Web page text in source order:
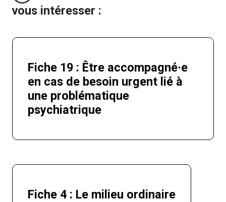
vous intéresser :
Fiche 19 : Être accompagné·e
en cas de besoin urgent lié à
une problématique
psychiatrique
Fiche 4 : Le milieu ordinaire